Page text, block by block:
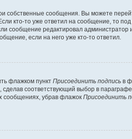
собственные сообщения. Вы можете
кто-то уже ответил на сообщение, то
сообщение редактировал администратор
если на него уже кто-то ответил.
флажком пункт Присоединить подпись в
соответствующий выбор в
сообщениях, убрав флажок Присоединить